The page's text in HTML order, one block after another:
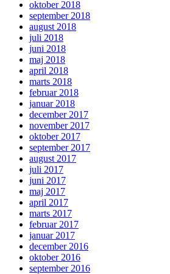
oktober 2018
september 2018
august 2018
juli 2018
juni 2018
maj 2018
april 2018
marts 2018
februar 2018
januar 2018
december 2017
november 2017
oktober 2017
september 2017
august 2017
juli 2017
juni 2017
maj 2017
april 2017
marts 2017
februar 2017
januar 2017
december 2016
oktober 2016
september 2016